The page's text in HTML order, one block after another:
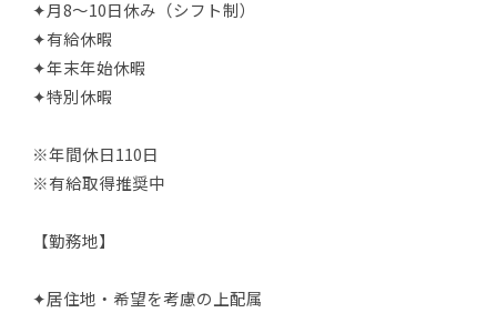
✦月8～10日休み（シフト制）
✦有給休暇
✦年末年始休暇
✦特別休暇
※年間休日110日
※有給取得推奨中
【勤務地】
✦居住地・希望を考慮の上配属